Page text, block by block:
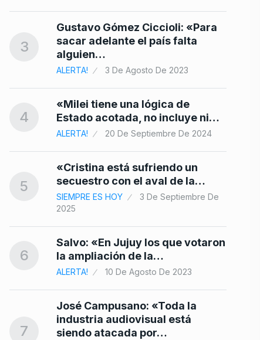
3
Gustavo Gómez Ciccioli: «Para
sacar adelante el país falta
alguien…
ALERTA! 3 De Agosto De 2023
4
«Milei tiene una lógica de
Estado acotada, no incluye ni…
ALERTA! 20 De Septiembre De 2024
5
«Cristina está sufriendo un
secuestro con el aval de la…
SIEMPRE ES HOY
3 De Septiembre De
2025
6
Salvo: «En Jujuy los que votaron
la ampliación de la…
ALERTA! 10 De Agosto De 2023
7
José Campusano: «Toda la
industria audiovisual está
siendo atacada por…